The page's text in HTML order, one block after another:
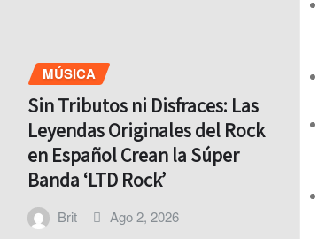
MÚSICA
Sin Tributos ni Disfraces: Las
Leyendas Originales del Rock
en Español Crean la Súper
Banda ‘LTD Rock’
Brit Ago 2, 2026